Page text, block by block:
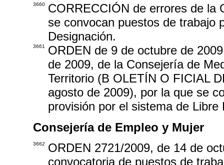
3660
CORRECCIÓN de errores de la
se convocan puestos de trabajo
Designación.
3661
ORDEN de 9 de octubre de
de 2009, de la Consejería de
Territorio (B OLETÍN O FICIAL
agosto de 2009), por la que se
provisión por el sistema de
Consejería de Empleo y Mujer
3662
ORDEN 2721/2009, de 14 de
convocatoria de puestos de